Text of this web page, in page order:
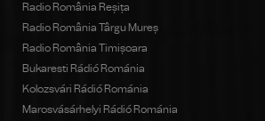
Radio România Reșița
Radio România Târgu Mureș
Radio România Timișoara
Bukaresti Rádió Románia
Kolozsvári Rádió Románia
Marosvásárhelyi Rádió Románia